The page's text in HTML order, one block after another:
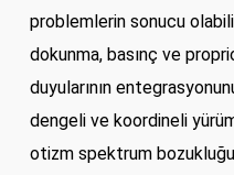
problemlerin sonucu
dokunma, basınç ve
duyularının
dengeli ve koordineli
otizm spektrum